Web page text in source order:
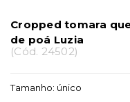
Cropped tomara
de poá Luzia
(Cód. 24502)
Tamanho: único